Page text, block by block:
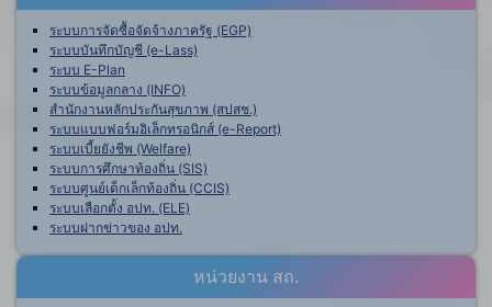
ระบบการจัดซื้อจัดจ้างภาครัฐ (EGP)
ระบบบันทึกบัญชี (e-Lass)
ระบบ E-Plan
ระบบข้อมูลกลาง (INFO)
สำนักงานหลักประกันสุขภาพ (สปสช.)
ระบบแบบฟอร์มอิเล็กทรอนิกส์ (e-Report)
ระบบเบี้ยยังชีพ (Welfare)
ระบบการศึกษาท้องถิ่น (SIS)
ระบบศูนย์เด็กเล็กท้องถิ่น (CCIS)
ระบบเลือกตั้ง อปท. (ELE)
ระบบฝากข่าวของ อปท.
หน่วยงาน สถ.